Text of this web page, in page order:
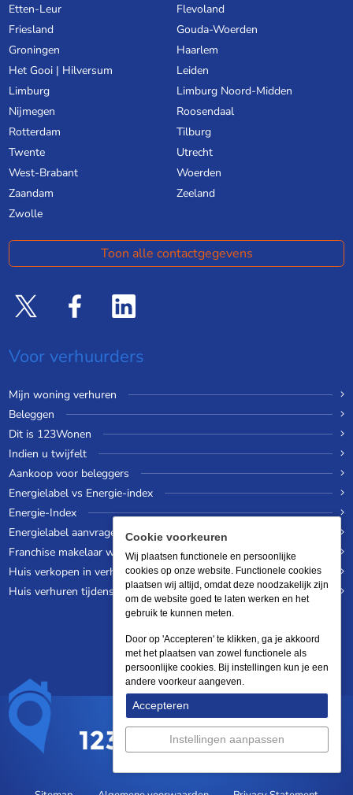
Etten-Leur
Flevoland
Friesland
Gouda-Woerden
Groningen
Haarlem
Het Gooi | Hilversum
Leiden
Limburg
Limburg Noord-Midden
Nijmegen
Roosendaal
Rotterdam
Tilburg
Twente
Utrecht
West-Brabant
Woerden
Zaandam
Zeeland
Zwolle
Toon alle contactgegevens
Voor verhuurders
Mijn woning verhuren
Beleggen
Dit is 123Wonen
Indien u twijfelt
Aankoop voor beleggers
Energielabel vs Energie-index
Energie-Index
Energielabel aanvragen
Franchise makelaar worden
Huis verkopen in verhuurde staat
Huis verhuren tijdens een wereldreis
Cookie voorkeuren
Wij plaatsen functionele en persoonlijke
cookies op onze website. Functionele cookies
plaatsen wij altijd, omdat deze noodzakelijk zijn
om de website goed te laten werken en het
gebruik te kunnen meten.
Door op 'Accepteren' te klikken, ga je akkoord
met het plaatsen van zowel functionele als
persoonlijke cookies. Bij instellingen kun je een
andere voorkeur aangeven.
Accepteren
Instellingen aanpassen